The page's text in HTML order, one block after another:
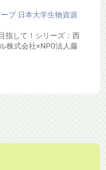
ブ 日本大学生物資源
指して！シリーズ：西
株式会社×NPO法人藤